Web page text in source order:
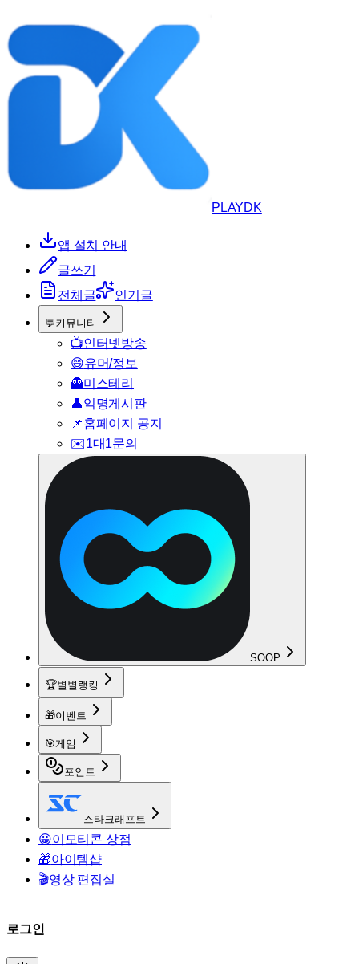
PLAYDK
앱 설치 안내
글쓰기
전체글
인기글
💬커뮤니티
📺인터넷방송
😄유머/정보
👻미스테리
👤익명게시판
📌홈페이지 공지
✉️1대1문의
SOOP
🏆별별랭킹
🎁이벤트
🎯게임
포인트
스타크래프트
😀이모티콘 상점
🎁아이템샵
🎬영상 편집실
로그인